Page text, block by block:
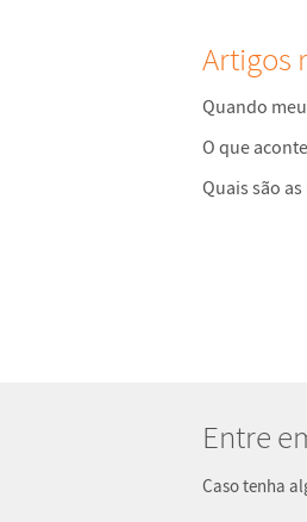
Artigos
Quando
O que
Quais são
Entre
Caso tenha